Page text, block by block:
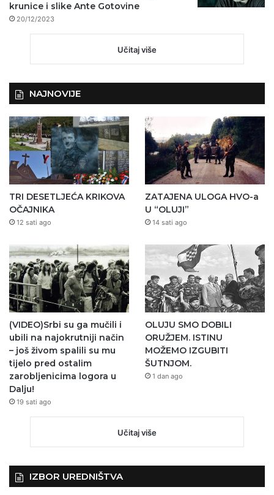
krunice i slike Ante Gotovine
20/12/2023
Učitaj više
NAJNOVIJE
TRI DESETLJEĆA KRIKOVA
OČAJNIKA
12 sati ago
ZATAJENA ULOGA HVO-a
U “OLUJI”
14 sati ago
(VIDEO)Srbi su ga mučili i
ubili na najokrutniji način
– još živom spalili su mu
tijelo pred ostalim
zarobljenicima logora u
Dalju!
19 sati ago
OLUJU SMO DOBILI
ORUŽJEM. ISTINU
MOŽEMO IZGUBITI
ŠUTNJOM.
1 dan ago
Učitaj više
IZBOR UREDNIŠTVA